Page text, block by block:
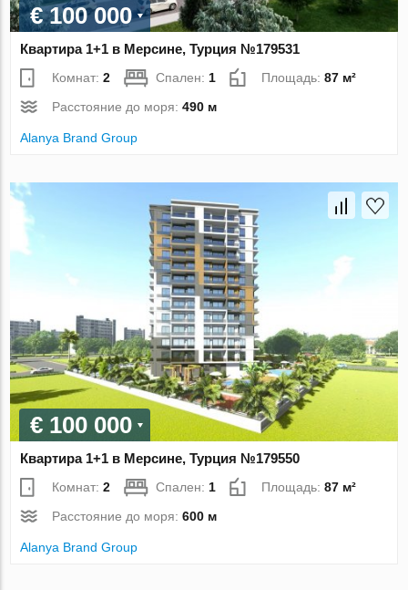
€ 100 000
Квартира 1+1 в Мерсине, Турция №179531
Комнат:2 Спален: 1 Площадь:87 м²
Расстояние до моря:490 м
Alanya Brand Group
€ 100 000
Квартира 1+1 в Мерсине, Турция №179550
Комнат:2 Спален: 1 Площадь:87 м²
Расстояние до моря:600 м
Alanya Brand Group